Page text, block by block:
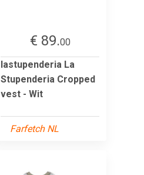
€ 89.00
lastupenderia La
Stupenderia Cropped
vest - Wit
Farfetch NL